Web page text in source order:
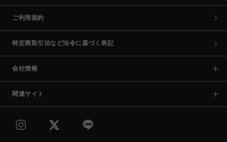
ご利用規約
特定商取引法など法令に基づく表記
会社情報
関連サイト